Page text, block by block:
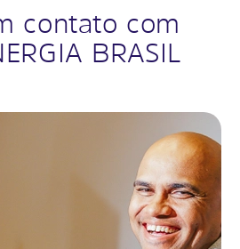
contato com
BRASIL